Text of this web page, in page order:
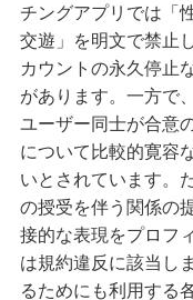
チングアプリでは「
交遊」を明文で禁止
カウントの永久停止
があります。一方で
ユーザー同士が合意
について比較的寛容
いとされています。
の授受を伴う関係の
接的な表現をプロフ
は規約違反に該当し
るためにも利用する